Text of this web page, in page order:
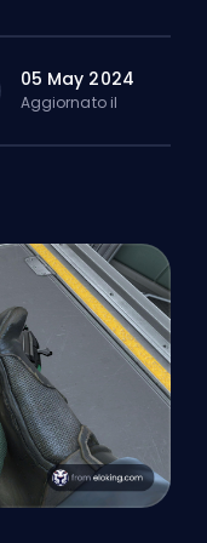
05 May 2024
Aggiornato il